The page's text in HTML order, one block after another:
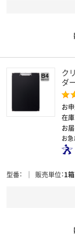
ク
ダ
お
在庫
お届
お急
型番 販売単位 1箱